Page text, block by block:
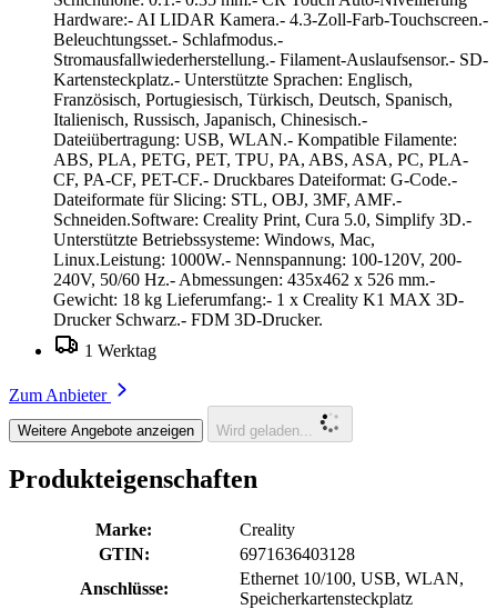
Hardware:- AI LIDAR Kamera.- 4.3-Zoll-Farb-Touchscreen.-
Beleuchtungsset.- Schlafmodus.-
Stromausfallwiederherstellung.- Filament-Auslaufsensor.- SD-
Kartensteckplatz.- Unterstützte Sprachen: Englisch,
Französisch, Portugiesisch, Türkisch, Deutsch, Spanisch,
Italienisch, Russisch, Japanisch, Chinesisch.-
Dateiübertragung: USB, WLAN.- Kompatible Filamente:
ABS, PLA, PETG, PET, TPU, PA, ABS, ASA, PC, PLA-
CF, PA-CF, PET-CF.- Druckbares Dateiformat: G-Code.-
Dateiformate für Slicing: STL, OBJ, 3MF, AMF.-
Schneiden.Software: Creality Print, Cura 5.0, Simplify 3D.-
Unterstützte Betriebssysteme: Windows, Mac,
Linux.Leistung: 1000W.- Nennspannung: 100-120V, 200-
240V, 50/60 Hz.- Abmessungen: 435x462 x 526 mm.-
Gewicht: 18 kg Lieferumfang:- 1 x Creality K1 MAX 3D-
Drucker Schwarz.- FDM 3D-Drucker.
1 Werktag
Zum Anbieter
Weitere Angebote anzeigen Wird geladen...
Produkteigenschaften
Marke:
Creality
GTIN:
6971636403128
Anschlüsse:
Ethernet 10/100, USB, WLAN,
Speicherkartensteckplatz